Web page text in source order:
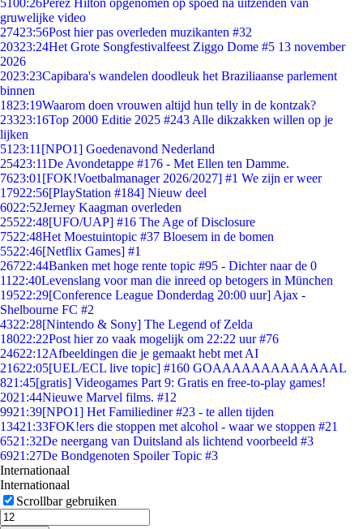
5100:26Perez Hilton opgenomen op spoed na uitzenden van
gruwelijke video
27423:56Post hier pas overleden muzikanten #32
20323:24Het Grote Songfestivalfeest Ziggo Dome #5 13 november
2026
2023:23Capibara's wandelen doodleuk het Braziliaanse parlement
binnen
1823:19Waarom doen vrouwen altijd hun telly in de kontzak?
23323:16Top 2000 Editie 2025 #243 Alle dikzakken willen op je
lijken
51 23:11 [NPO1] Goedenavond Nederland
25423:11De Avondetappe #176 - Met Ellen ten Damme.
7623:01 [FOK!Voetbalmanager 2026/2027] #1 We zijn er weer
17922:56[PlayStation #184] Nieuw deel
6022:52Jerney Kaagman overleden
25522:48[UFO/UAP] #16 The Age of Disclosure
7522:48Het Moestuintopic #37 Bloesem in de bomen
5522:46[Netflix Games] #1
26722:44Banken met hoge rente topic #95 - Dichter naar de 0
11 22:40Levenslang voor man die inreed op betogers in München
19522:29[Conference League Donderdag 20:00 uur] Ajax -
Shelbourne FC #2
4322:28[Nintendo & Sony] The Legend of Zelda
18022:22Post hier zo vaak mogelijk om 22:22 uur #76
24622:12Afbeeldingen die je gemaakt hebt met AI
21622:05[UEL/ECL live topic] #160 GOAAAAAAAAAAAAAL
821:45[gratis] Videogames Part 9: Gratis en free-to-play games!
2021:44Nieuwe Marvel films. #12
9921:39[NPO1] Het Familiediner #23 - te allen tijden
13421:33FOK!ers die stoppen met alcohol - waar we stoppen #21
6521:32De neergang van Duitsland als lichtend voorbeeld #3
6921:27De Bondgenoten Spoiler Topic #3
Internationaal
Internationaal
Scrollbar gebruiken